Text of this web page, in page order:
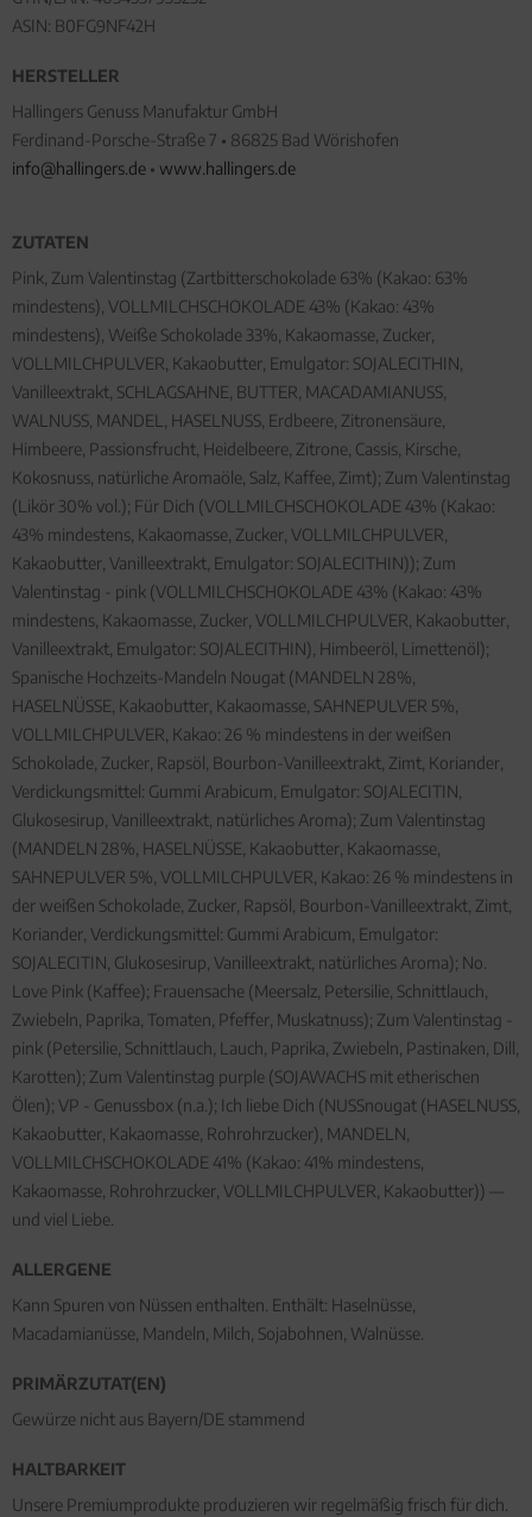
ASIN: B0FG9NF42H
HERSTELLER
Hallingers Genuss Manufaktur GmbH
Ferdinand-Porsche-Straße 7 • 86825 Bad Wörishofen
info@hallingers.de • www.hallingers.de
ZUTATEN
Pink, Zum Valentinstag (Zartbitterschokolade 63% (Kakao: 63%
mindestens), VOLLMILCHSCHOKOLADE 43% (Kakao: 43%
mindestens), Weiße Schokolade 33%, Kakaomasse, Zucker,
VOLLMILCHPULVER, Kakaobutter, Emulgator: SOJALECITHIN,
Vanilleextrakt, SCHLAGSAHNE, BUTTER, MACADAMIANUSS,
WALNUSS, MANDEL, HASELNUSS, Erdbeere, Zitronensäure,
Himbeere, Passionsfrucht, Heidelbeere, Zitrone, Cassis, Kirsche,
Kokosnuss, natürliche Aromaöle, Salz, Kaffee, Zimt); Zum Valentinstag
(Likör 30% vol.); Für Dich (VOLLMILCHSCHOKOLADE 43% (Kakao:
43% mindestens, Kakaomasse, Zucker, VOLLMILCHPULVER,
Kakaobutter, Vanilleextrakt, Emulgator: SOJALECITHIN)); Zum
Valentinstag - pink (VOLLMILCHSCHOKOLADE 43% (Kakao: 43%
mindestens, Kakaomasse, Zucker, VOLLMILCHPULVER, Kakaobutter,
Vanilleextrakt, Emulgator: SOJALECITHIN), Himbeeröl, Limettenöl);
Spanische Hochzeits-Mandeln Nougat (MANDELN 28%,
HASELNÜSSE, Kakaobutter, Kakaomasse, SAHNEPULVER 5%,
VOLLMILCHPULVER, Kakao: 26 % mindestens in der weißen
Schokolade, Zucker, Rapsöl, Bourbon-Vanilleextrakt, Zimt, Koriander,
Verdickungsmittel: Gummi Arabicum, Emulgator: SOJALECITIN,
Glukosesirup, Vanilleextrakt, natürliches Aroma); Zum Valentinstag
(MANDELN 28%, HASELNÜSSE, Kakaobutter, Kakaomasse,
SAHNEPULVER 5%, VOLLMILCHPULVER, Kakao: 26 % mindestens in
der weißen Schokolade, Zucker, Rapsöl, Bourbon-Vanilleextrakt, Zimt,
Koriander, Verdickungsmittel: Gummi Arabicum, Emulgator:
SOJALECITIN, Glukosesirup, Vanilleextrakt, natürliches Aroma); No.
Love Pink (Kaffee); Frauensache (Meersalz, Petersilie, Schnittlauch,
Zwiebeln, Paprika, Tomaten, Pfeffer, Muskatnuss); Zum Valentinstag -
pink (Petersilie, Schnittlauch, Lauch, Paprika, Zwiebeln, Pastinaken, Dill,
Karotten); Zum Valentinstag purple (SOJAWACHS mit etherischen
Ölen); VP - Genussbox (n.a.); Ich liebe Dich (NUSSnougat (HASELNUSS,
Kakaobutter, Kakaomasse, Rohrohrzucker), MANDELN,
VOLLMILCHSCHOKOLADE 41% (Kakao: 41% mindestens,
Kakaomasse, Rohrohrzucker, VOLLMILCHPULVER, Kakaobutter)) —
und viel Liebe.
ALLERGENE
Kann Spuren von Nüssen enthalten. Enthält: Haselnüsse,
Macadamianüsse, Mandeln, Milch, Sojabohnen, Walnüsse.
PRIMÄRZUTAT(EN)
Gewürze nicht aus Bayern/DE stammend
HALTBARKEIT
Unsere Premiumprodukte produzieren wir regelmäßig frisch für dich.